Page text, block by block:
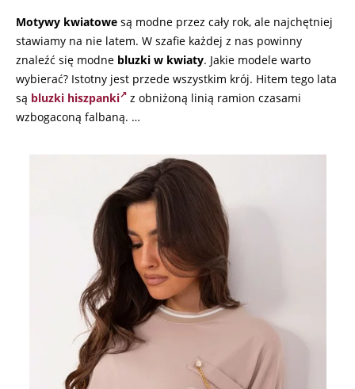
Motywy kwiatowe są modne przez cały rok, ale najchętniej
stawiamy na nie latem. W szafie każdej z nas powinny
znaleźć się modne bluzki w kwiaty. Jakie modele warto
wybierać? Istotny jest przede wszystkim krój. Hitem tego lata
są bluzki hiszpanki
z obniżoną linią ramion czasami
wzbogaconą falbaną. …